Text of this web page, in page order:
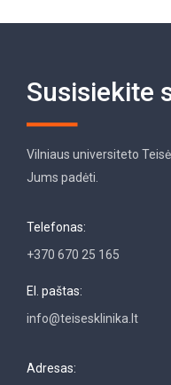
Susisiekite
Vilniaus universiteto
Jums padėti.
Telefonas:
+370 670 25 165
El. paštas:
info@teisesklinika.lt
Adresas: